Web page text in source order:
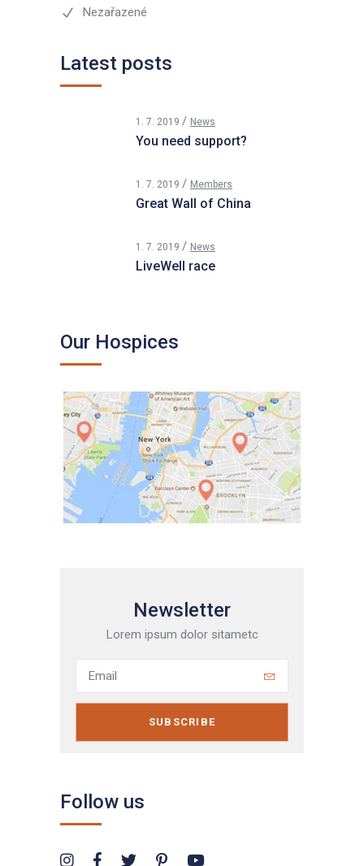
Nezařazené
Latest posts
1. 7. 2019 News
You need support?
1. 7. 2019 Members
Great Wall of China
1. 7. 2019 News
LiveWell race
Our Hospices
Newsletter
Lorem ipsum dolor sitametc
SUBSCRIBE
Follow us